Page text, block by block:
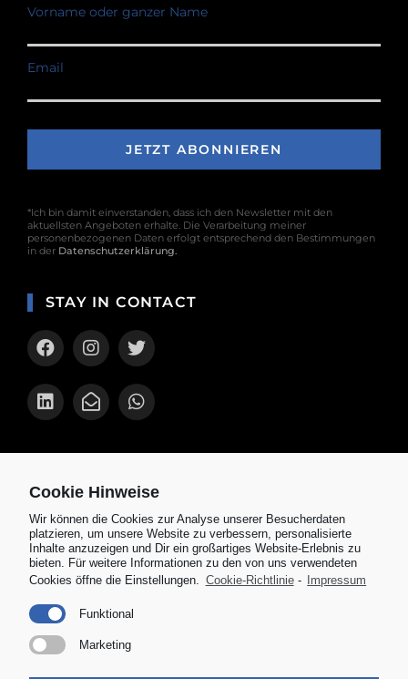
AMOLED Display im Test
Amazfit Cheetah Pro im Test 2024: Die
besten Funktionen im Überblick
Mobvoi Ticwatch Pro 5 Enduro im Test:
Smartwatch für aktive Männer
Senioren Smartwatch inkl. Notfallknopf,
STAY IN CONTACT
Vorname oder ganzer Name
Email
*Ich bin damit einverstanden, dass ich den Newsletter mit den
aktuellsten Angeboten erhalte. Die Verarbeitung meiner
personenbezogenen Daten erfolgt entsprechend den Bestimmungen
in der Datenschutzerklärung.
Cookie Hinweise
Wir können die Cookies zur Analyse unserer Besucherdaten
platzieren, um unsere Website zu verbessern, personalisierte
Inhalte anzuzeigen und Dir ein großartiges Website-Erlebnis zu
bieten. Für weitere Informationen zu den von uns verwendeten
Cookies öffne die Einstellungen.
Cookie-Richtlinie- Impressum
Funktional
Marketing